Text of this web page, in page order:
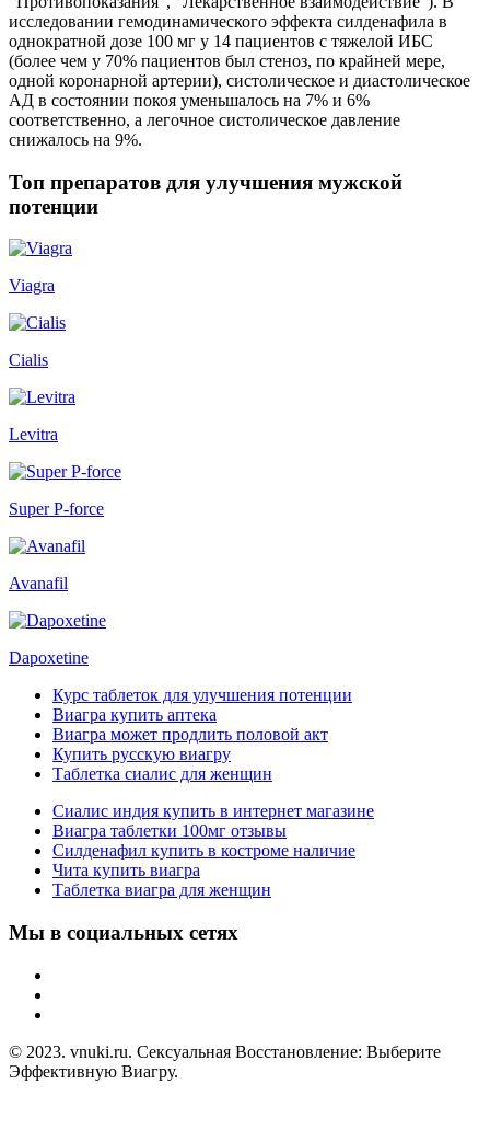
исследовании гемодинамического эффекта силденафила в
однократной дозе 100 мг у 14 пациентов с тяжелой ИБС
(более чем у 70% пациентов был стеноз, по крайней мере,
одной коронарной артерии), систолическое и диастолическое
АД в состоянии покоя уменьшалось на 7% и 6%
соответственно, а легочное систолическое давление
снижалось на 9%.
Топ препаратов для улучшения мужской
потенции
Viagra
Cialis
Levitra
Super P-force
Avanafil
Dapoxetine
Курс таблеток для улучшения потенции
Виагра купить аптека
Виагра может продлить половой акт
Купить русскую виагру
Таблетка сиалис для женщин
Сиалис индия купить в интернет магазине
Виагра таблетки 100мг отзывы
Силденафил купить в костроме наличие
Чита купить виагра
Таблетка виагра для женщин
Мы в социальных сетях
© 2023. vnuki.ru. Сексуальная Восстановление: Выберите
Эффективную Виагру.